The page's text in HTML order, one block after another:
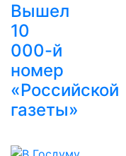
Вышел
10
000-й
номер
«Российской
газеты»